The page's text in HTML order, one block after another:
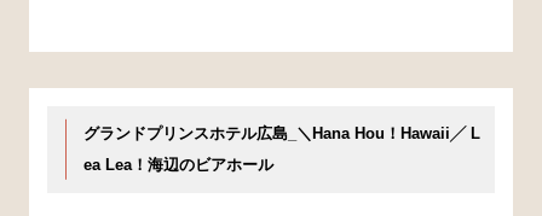
グランドプリンスホテル広島_＼Hana Hou！Hawaii╱ L
ea Lea！海辺のビアホール